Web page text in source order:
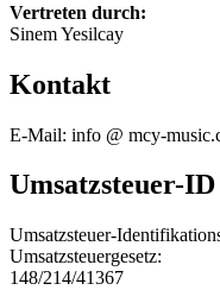
Vertreten durch:
Sinem Yesilcay
Kontakt
E-Mail: info @ mcy-
Umsatzsteuer-ID
Umsatzsteuer-
Umsatzsteuergesetz:
148/214/41367